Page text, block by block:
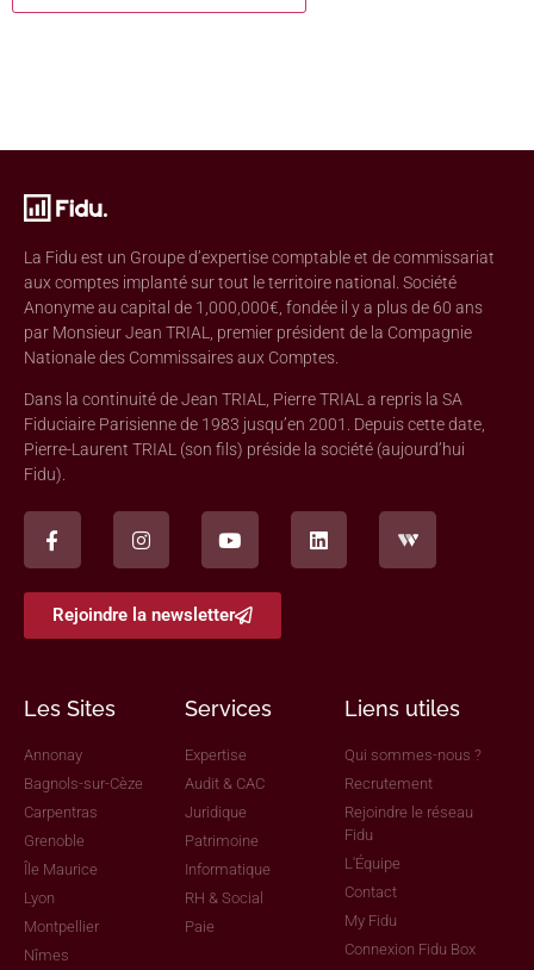
La Fidu est un Groupe d’expertise comptable et de commissariat
aux comptes implanté sur tout le territoire national. Société
Anonyme au capital de 1,000,000€, fondée il y a plus de 60 ans
par Monsieur Jean TRIAL, premier président de la Compagnie
Nationale des Commissaires aux Comptes.
Dans la continuité de Jean TRIAL, Pierre TRIAL a repris la SA
Fiduciaire Parisienne de 1983 jusqu’en 2001. Depuis cette date,
Pierre-Laurent TRIAL (son fils) préside la société (aujourd’hui
Fidu).
Rejoindre la newsletter
Les Sites
Annonay
Bagnols-sur-Cèze
Carpentras
Grenoble
Île Maurice
Lyon
Montpellier
Nîmes
Services
Expertise
Audit & CAC
Juridique
Patrimoine
Informatique
RH & Social
Paie
Liens utiles
Qui sommes-nous ?
Recrutement
Rejoindre le réseau
Fidu
L'Équipe
Contact
My Fidu
Connexion Fidu Box